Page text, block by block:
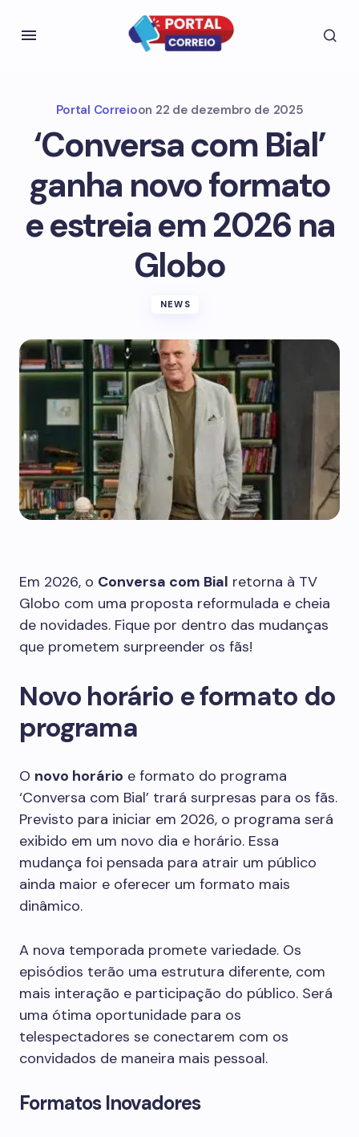
Portal Correioon 22 de dezembro de 2025
‘Conversa com Bial’
ganha novo formato
e estreia em 2026 na
Globo
NEWS
Em 2026, o Conversa com Bial retorna à TV
Globo com uma proposta reformulada e cheia
de novidades. Fique por dentro das mudanças
que prometem surpreender os fãs!
Novo horário e formato do
programa
O novo horário e formato do programa
‘Conversa com Bial’ trará surpresas para os fãs.
Previsto para iniciar em 2026, o programa será
exibido em um novo dia e horário. Essa
mudança foi pensada para atrair um público
ainda maior e oferecer um formato mais
dinâmico.
A nova temporada promete variedade. Os
episódios terão uma estrutura diferente, com
mais interação e participação do público. Será
uma ótima oportunidade para os
telespectadores se conectarem com os
convidados de maneira mais pessoal.
Formatos Inovadores